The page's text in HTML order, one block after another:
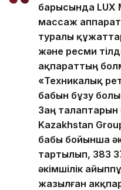
барысында LUX
массаж
туралы
және ресми
ақпараттың
«Техникалық
бабын бұзу
Заң талаптарын
Kazakhstan
бабы бойынша
тартылып, 383
әкімшілік
жазылған